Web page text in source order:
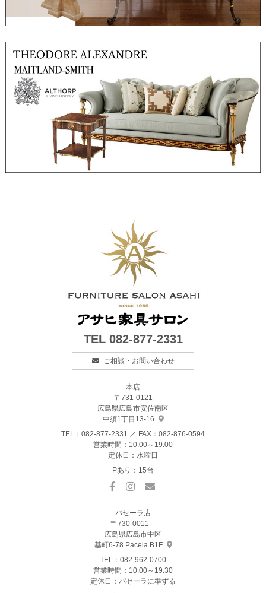
TEL 082-877-2331
ご相談・お問い合わせ
本店
〒731-0121
広島県広島市安佐南区
中須1丁目13-16
TEL： 082-877-2331
／ FAX：082-876-0594
営業時間：10:00～19:00
定休日：水曜日
Pあり：15台
パセーラ店
〒730-0011
広島県広島市中区
基町6-78 Pacela B1F
TEL： 082-962-0700
営業時間：10:00～19:30
定休日：パセーラに準ずる